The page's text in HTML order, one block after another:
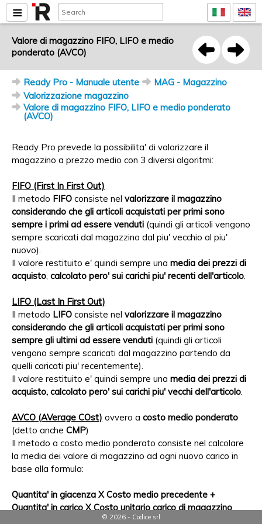
Valore di magazzino FIFO, LIFO e medio
ponderato (AVCO)
Ready Pro - Manuale utente
MAG - Magazzino
Valorizzazione magazzino
Valore di magazzino FIFO, LIFO e medio ponderato
(AVCO)
Ready Pro prevede la possibilita' di valorizzare il
magazzino a prezzo medio con 3 diversi algoritmi:
FIFO (First In First Out)
Il metodo FIFO consiste nel valorizzare il magazzino
considerando che gli articoli acquistati per primi sono
sempre i primi ad essere venduti (quindi gli articoli vengono
sempre scaricati dal magazzino dal piu' vecchio al piu'
nuovo).
Il valore restituito e' quindi sempre una media dei prezzi di
acquisto, calcolato pero' sui carichi piu' recenti dell'articolo.
LIFO (Last In First Out)
Il metodo LIFO consiste nel valorizzare il magazzino
considerando che gli articoli acquistati per primi sono
sempre gli ultimi ad essere venduti (quindi gli articoli
vengono sempre scaricati dal magazzino partendo da
quelli caricati piu' recentemente).
Il valore restituito e' quindi sempre una media dei prezzi di
acquisto, calcolato pero' sui carichi piu' vecchi dell'articolo.
AVCO (AVerage COst) ovvero a costo medio ponderato
(detto anche CMP)
Il metodo a costo medio ponderato consiste nel calcolare
la media dei valore di magazzino ad ogni nuovo carico in
base alla formula:
Quantita' in giacenza X Costo medio precedente +
Quantita' in carico X Costo unitario carico di magazzino
© 2026 - Codice srl